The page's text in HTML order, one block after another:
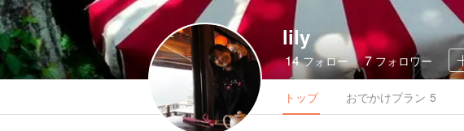
lily
14フォロー 7フォロワー
トップ おでかけプラン 5